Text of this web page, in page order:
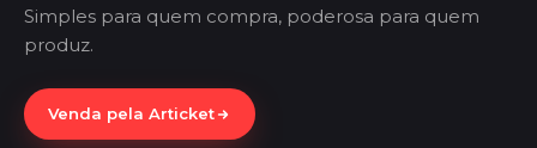
Simples para quem compra, poderosa para quem
produz.
Venda pela Articket